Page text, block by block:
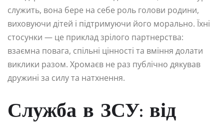
служить, вона бере на себе роль голови родини,
виховуючи дітей і підтримуючи його морально. Їхні
стосунки — це приклад зрілого партнерства:
взаємна повага, спільні цінності та вміння долати
виклики разом. Хромаєв не раз публічно дякував
дружині за силу та натхнення.
Служба в ЗСУ: від